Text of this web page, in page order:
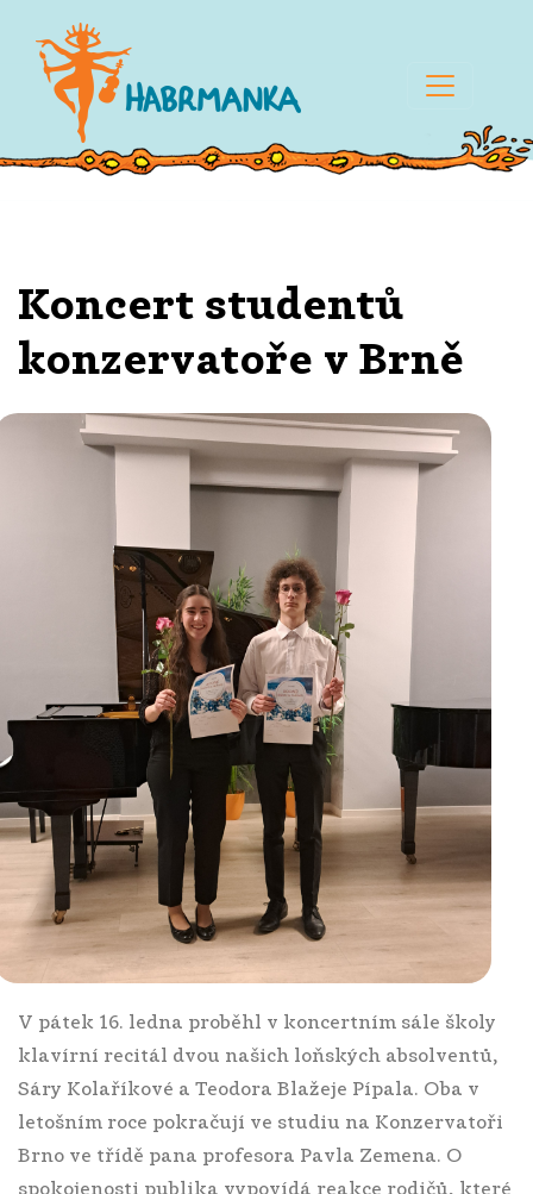
Koncert studentů
konzervatoře v Brně
V pátek 16. ledna proběhl v koncertním sále školy
klavírní recitál dvou našich loňských absolventů,
Sáry Kolaříkové a Teodora Blažeje Pípala. Oba v
letošním roce pokračují ve studiu na Konzervatoři
Brno ve třídě pana profesora Pavla Zemena. O
spokojenosti publika vypovídá reakce rodičů, které